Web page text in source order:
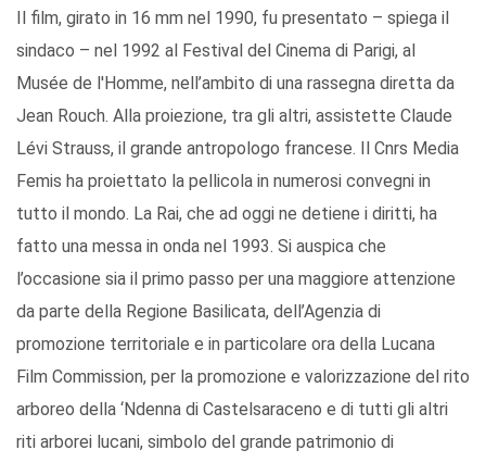
Il film, girato in 16 mm nel 1990, fu presentato – spiega il
sindaco – nel 1992 al Festival del Cinema di Parigi, al
Musée de l'Homme, nell’ambito di una rassegna diretta da
Jean Rouch. Alla proiezione, tra gli altri, assistette Claude
Lévi Strauss, il grande antropologo francese. Il Cnrs Media
Femis ha proiettato la pellicola in numerosi convegni in
tutto il mondo. La Rai, che ad oggi ne detiene i diritti, ha
fatto una messa in onda nel 1993. Si auspica che
l’occasione sia il primo passo per una maggiore attenzione
da parte della Regione Basilicata, dell’Agenzia di
promozione territoriale e in particolare ora della Lucana
Film Commission, per la promozione e valorizzazione del rito
arboreo della ‘Ndenna di Castelsaraceno e di tutti gli altri
riti arborei lucani, simbolo del grande patrimonio di